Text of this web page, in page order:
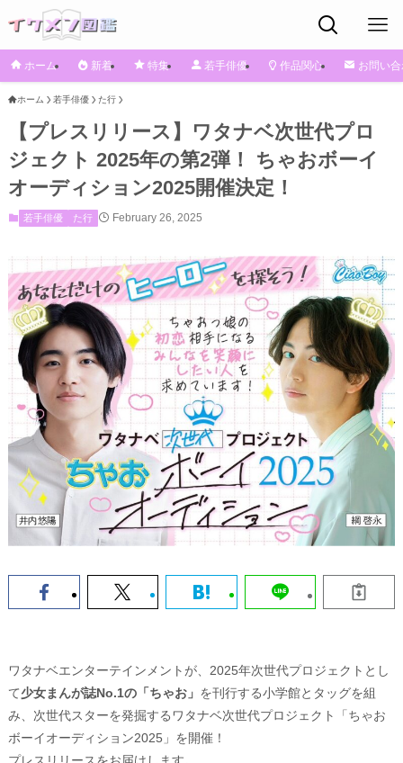
ホーム 新着 特集 若手俳優 作品関心 お問い
ホーム 若手俳優 た行
【プレスリリース】ワタナベ次世代プロ
ジェクト 2025年の第2弾！ ちゃおボーイ
オーディション2025開催決定！
若手俳優 た行 February 26, 2025
ワタナベエンターテインメントが、2025年次世代プロジェクトとし
て少女まんが誌No.1の「ちゃお」 を刊行する小学館とタッグを組
み、次世代スターを発掘するワタナベ次世代プロジェクト「ちゃお
ボーイオーディション2025」を開催！